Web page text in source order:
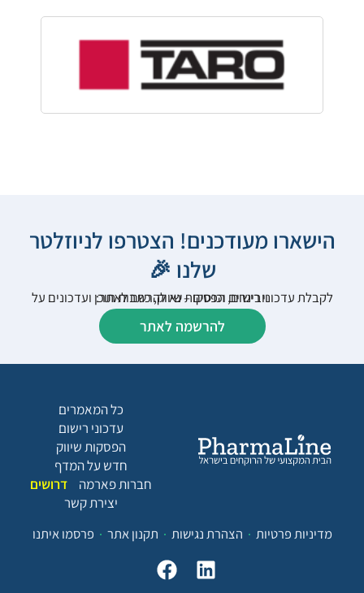
הישארו מעודכנים! הצטרפו לניוזלטר
שלנו 🎉
לקבלת עדכוני רישום, הפסקות שיווק, כתבות תוכן ועדכונים על וובינרים וכנסים – נא להרשם לאתר:
להרשמה לאתר
כל המאמרים
עדכוני רישום
הפסקות שיווק
חדש על המדף
חברות פארמה
דרושים
יצירת קשר
מדיניות פרטיות
הצהרת נגישות תקנון אתר פרסמו איתנו